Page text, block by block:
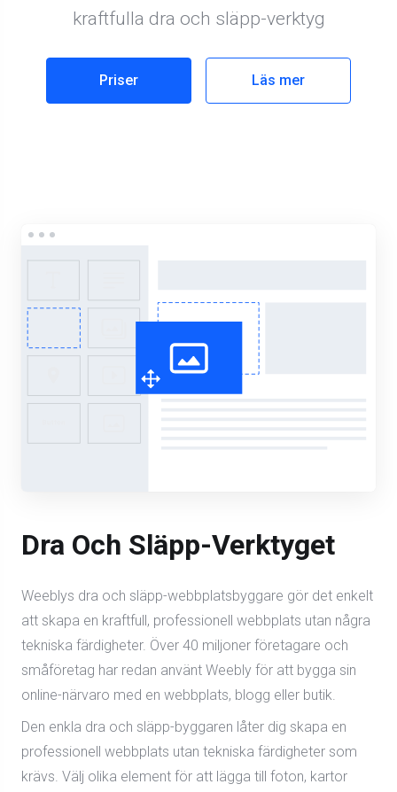
kraftfulla dra och släpp-verktyg
Priser Läs mer
Dra Och Släpp-Verktyget
Weeblys dra och släpp-webbplatsbyggare gör det enkelt
att skapa en kraftfull, professionell webbplats utan några
tekniska färdigheter. Över 40 miljoner företagare och
småföretag har redan använt Weebly för att bygga sin
online-närvaro med en webbplats, blogg eller butik.
Den enkla dra och släpp-byggaren låter dig skapa en
professionell webbplats utan tekniska färdigheter som
krävs. Välj olika element för att lägga till foton, kartor